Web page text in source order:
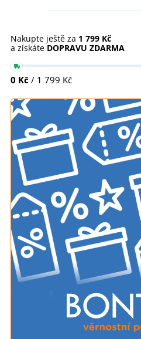
Nakupte ještě za 1 799 Kč
a získáte DOPRAVU ZDARMA
0 Kč / 1 799 Kč